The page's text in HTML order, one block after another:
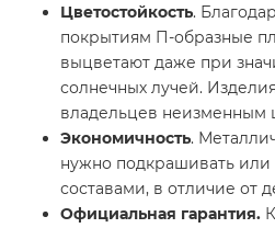
Цветостойкость.
покрытиям П-образные
выцветают даже при
солнечных лучей.
владельцев неизменным
Экономичность.
нужно подкрашивать
составами, в отличие от
Официальная гарантия.